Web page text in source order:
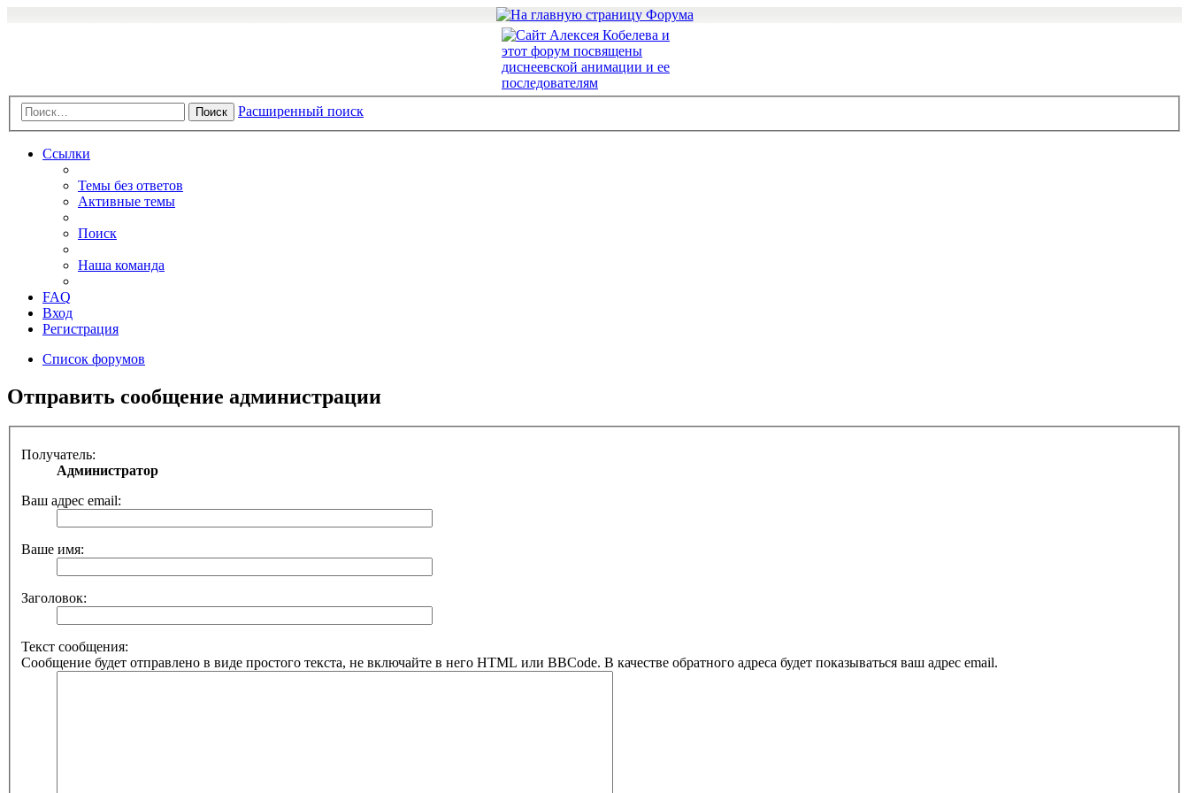
Поиск Расширенный поиск
Ссылки
Темы без ответов
Активные темы
Поиск
Наша команда
FAQ
Вход
Регистрация
Список форумов
Отправить сообщение администрации
Получатель:
Администратор
Ваш адрес email:
Ваше имя:
Заголовок:
Текст сообщения:
Сообщение будет отправлено в виде простого текста, не включайте в него HTML или BBCode. В качестве обратного адреса будет показываться ваш адрес email.